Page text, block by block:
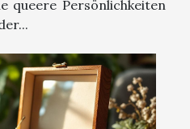
queere Persönlichkeiten